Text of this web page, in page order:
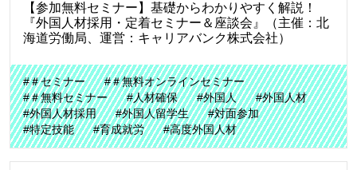
【参加無料セミナー】基礎からわかりやすく解説！
『外国人材採用・定着セミナー＆座談会』（主催：北
海道労働局、運営：キャリアバンク株式会社）
#＃セミナー
#＃無料オンラインセミナー
#＃無料セミナー
#人材確保 #外国人
#外国人材
#外国人材採用
#外国人留学生
#対面参加
#特定技能
#育成就労 #高度外国人材